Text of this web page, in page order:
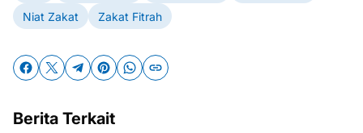
Niat Zakat
Zakat Fitrah
Berita Terkait